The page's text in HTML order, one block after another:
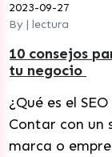
de